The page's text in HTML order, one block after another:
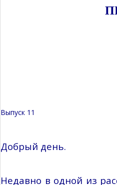
Выпуск 11
Добрый день.
Недавно в одной из